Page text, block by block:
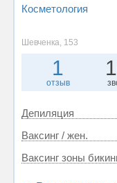
Косметология
Шевченка, 153
1
отзыв
Депиляция
Ваксинг / жен.
Ваксинг зоны